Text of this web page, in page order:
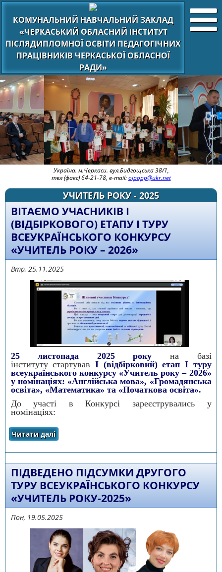
КОМУНАЛЬНИЙ НАВЧАЛЬНИЙ ЗАКЛАД
«ЧЕРКАСЬКИЙ ОБЛАСНИЙ ІНСТИТУТ
ПІСЛЯДИПЛОМНОЇ ОСВІТИ ПЕДАГОГІЧНИХ
ПРАЦІВНИКІВ ЧЕРКАСЬКОЇ ОБЛАСНОЇ
РАДИ»
Україна. м.Черкаси. вул.Бидгощська 38/1,
тел (факс) 64-21-78, e-mail:oipopp@ukr.net
УЧИТЕЛЬ РОКУ - 2025
ВІТАЄМО УЧАСНИКІВ І
(ВІДБІРКОВОГО) ЕТАПУ І ТУРУ
ВСЕУКРАЇНСЬКОГО КОНКУРСУ
«УЧИТЕЛЬ РОКУ – 2026»
Втр, 25.11.2025
25 листопада 2025 року на базі
інституту стартував І (відбірковий) етап І туру
всеукраїнського конкурсу «Учитель року – 2026»
у номінаціях: «Англійська мова», «Громадянська
освіта», «Математика» та «Початкова освіта».
До участі в Конкурсі зареєструвались у
номінаціях:
Читати далі
«УЧИТЕЛЬ РОКУ – 2026»
ПІДВЕДЕНО ПІДСУМКИ ДРУГОГО
ТУРУ ВСЕУКРАЇНСЬКОГО КОНКУРСУ
«УЧИТЕЛЬ РОКУ-2025»
Пон, 19.05.2025